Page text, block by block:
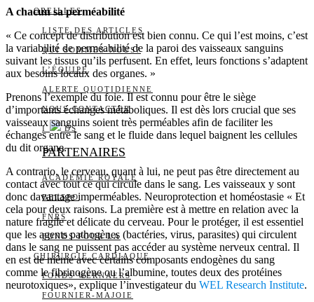
OREILLES
LISTE DES ARTICLES
QUI SOMMES-NOUS?
L’ÉQUIPE
ALERTE QUOTIDIENNE
NOUS CONTACTER
I DS
PARTENAIRES
ACADÉMIE ROYALE
BELSPO
FNRS
FONDS POUR LA
CHIRURGIE CARDIAQUE
FONDS WERNAERS
FOURNIER-MAJOIE
A chacun sa perméabilité
« Ce concept de distribution est bien connu. Ce qui l’est moins, c’est
la variabilité de perméabilité de la paroi des vaisseaux sanguins
suivant les tissus qu’ils perfusent. En effet, leurs fonctions s’adaptent
aux besoins locaux des organes. »
Prenons l’exemple du foie. Il est connu pour être le siège
d’importants échanges métaboliques. Il est dès lors crucial que ses
vaisseaux sanguins soient très perméables afin de faciliter les
échanges entre le sang et le fluide dans lequel baignent les cellules
du dit organe.
A contrario, le cerveau, quant à lui, ne peut pas être directement au
contact avec tout ce qui circule dans le sang. Les vaisseaux y sont
donc davantage imperméables. Neuroprotection et homéostasie « Et
cela pour deux raisons. La première est à mettre en relation avec la
nature fragile et délicate du cerveau. Pour le protéger, il est essentiel
que les agents pathogènes (bactéries, virus, parasites) qui circulent
dans le sang ne puissent pas accéder au système nerveux central. Il
en est de même avec certains composants endogènes du sang
comme le fibrinogène ou l’albumine, toutes deux des protéines
neurotoxiques», explique l’investigateur du WEL Research Institute.